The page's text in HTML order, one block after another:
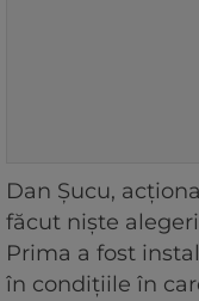
Dan Șucu,
făcut niște
Prima a fost
în condițiile în